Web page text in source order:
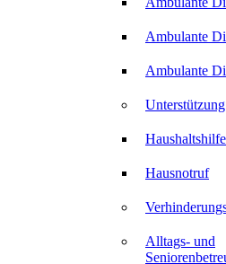
Ambulante
Ambulante
Haushaltshilfe
Hausnotruf
Alltags- und